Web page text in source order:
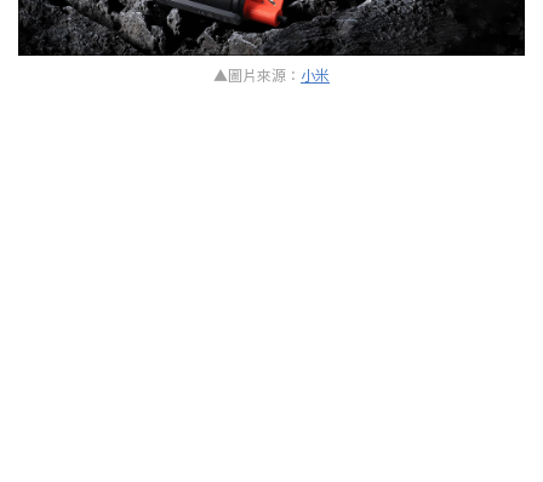
▲圖片來源： 小米